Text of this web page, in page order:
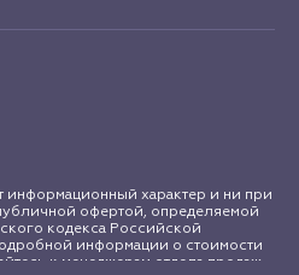
характер и ни при
офертой, определяемой
кодекса Российской
информации о стоимости
к менеджерам отдела продаж